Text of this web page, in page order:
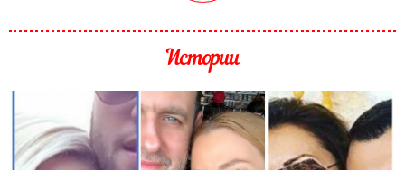
Истории